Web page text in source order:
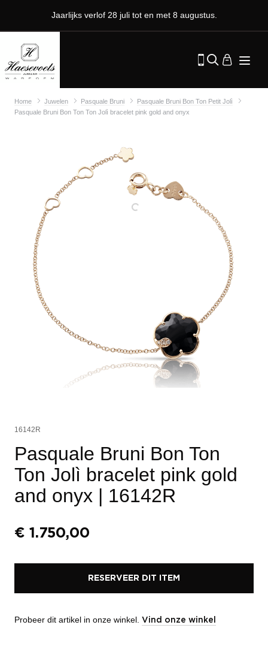
Jaarlijks verlof 28 juli tot en met 8 augustus.
Home Juwelen Pasquale Bruni
Pasquale Bruni Bon Ton Petit Jolì
Pasquale Bruni Bon Ton Ton Jolì bracelet pink gold and onyx
16142R
Pasquale Bruni Bon Ton
Ton Jolì bracelet pink gold
and onyx | 16142R
€ 1.750,00
RESERVEER DIT ITEM
Probeer dit artikel in onze winkel. Vind onze winkel